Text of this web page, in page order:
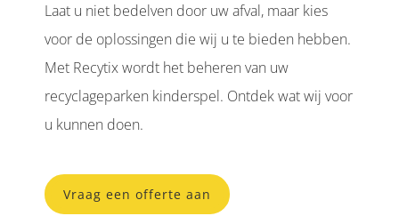
Laat u niet bedelven door uw afval, maar kies
voor de oplossingen die wij u te bieden hebben.
Met Recytix wordt het beheren van uw
recyclageparken kinderspel. Ontdek wat wij voor
u kunnen doen.
Vraag een offerte aan